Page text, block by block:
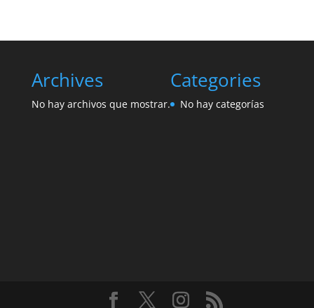
Archives
No hay archivos que mostrar.
Categories
No hay categorías